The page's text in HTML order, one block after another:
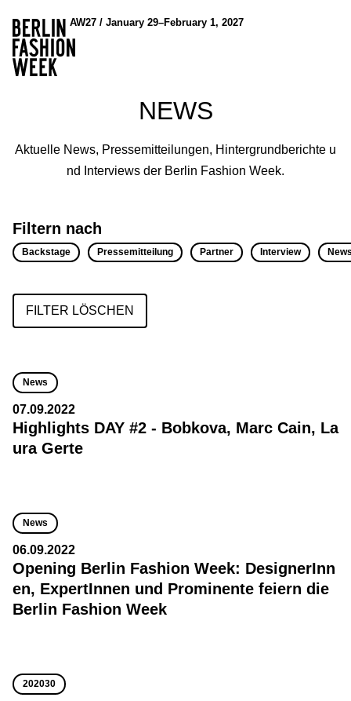
AW27 / January 29–February 1, 2027
NEWS
Aktuelle News, Pressemitteilungen, Hintergrundberichte u
nd Interviews der Berlin Fashion Week.
Filtern nach
Backstage Pressemitteilung Partner Interview
FILTER LÖSCHEN
News
07.09.2022
Highlights DAY #2 - Bobkova, Marc Cain, La
ura Gerte
News
06.09.2022
Opening Berlin Fashion Week: DesignerInn
en, ExpertInnen und Prominente feiern die
Berlin Fashion Week
202030